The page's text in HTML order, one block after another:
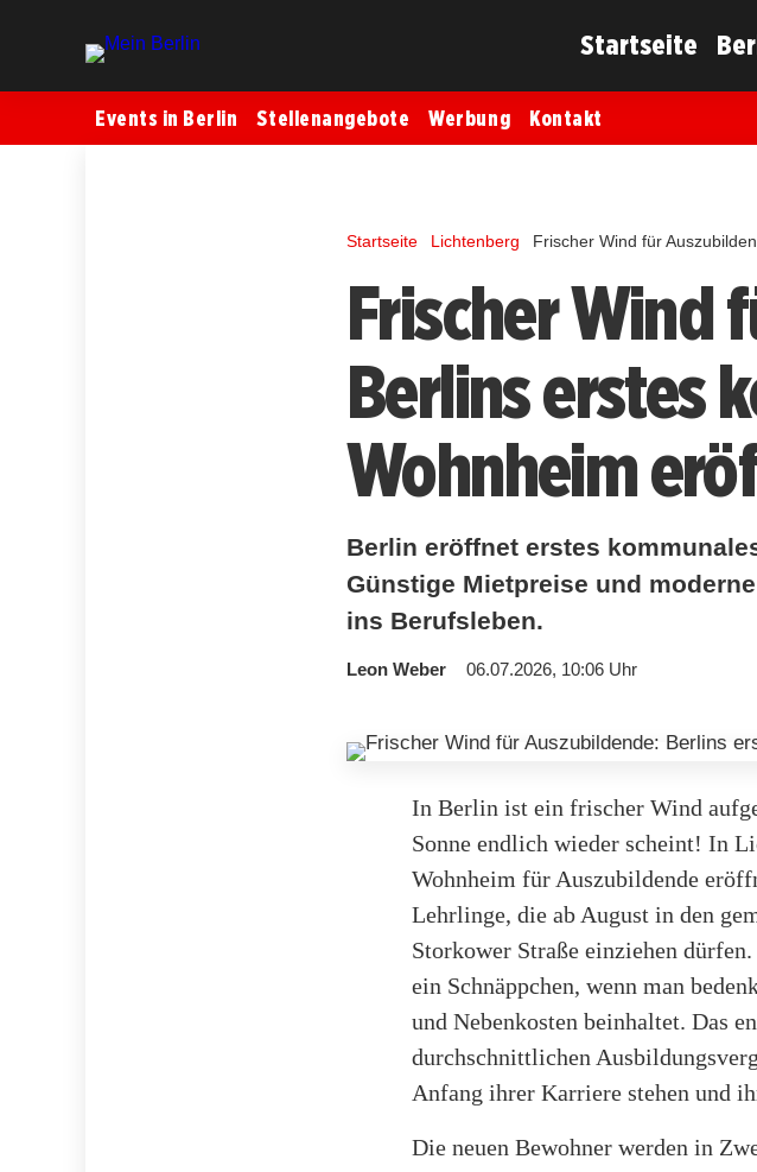
Startseite
Events in Berlin Stellenangebote Werbung Kontakt
Startseite Lichtenberg Frischer Wind für
Frischer Wind
Berlins erstes
Wohnheim
Berlin eröffnet erstes
Günstige Mietpreise und
ins Berufsleben.
Leon Weber 06.07.2026, 10:06 Uhr
In Berlin ist ein frischer Wind
Sonne endlich wieder scheint! In
Wohnheim für Auszubildende
Lehrlinge, die ab August in den
Storkower Straße einziehen
ein Schnäppchen, wenn man
und Nebenkosten beinhaltet. Das
durchschnittlichen
Anfang ihrer Karriere stehen und
Die neuen Bewohner werden in